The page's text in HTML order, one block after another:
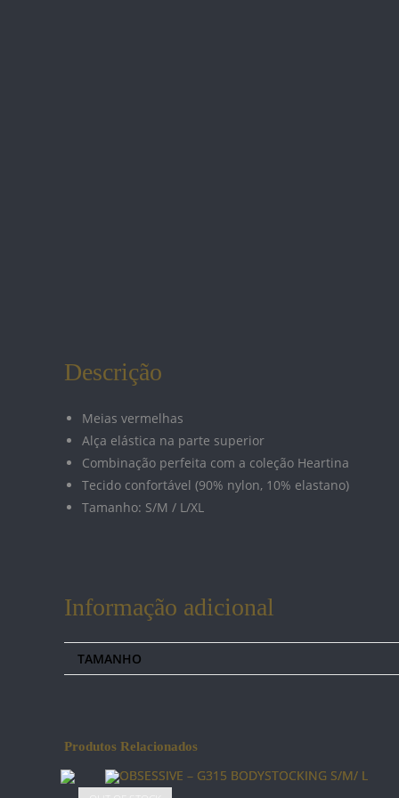
Descrição
Meias vermelhas
Alça elástica na parte superior
Combinação perfeita com a coleção Heartina
Tecido confortável (90% nylon, 10% elastano)
Tamanho: S/M / L/XL
Informação adicional
TAMANHO
Produtos Relacionados
Loja
Sobre